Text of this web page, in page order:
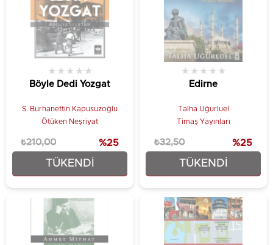
TÜKENDI
Böyle Dedi Yozgat
★ ★ ★ ★ ★
S. Burhanettin Kapusuzoğlu
Ötüken Neşriyat
₺157,50
₺210,00 %25
TÜKENDI
Edirne
★ ★ ★ ★ ★
Talha Uğurluel
Timaş Yayınları
₺24,38
₺32,50 %25